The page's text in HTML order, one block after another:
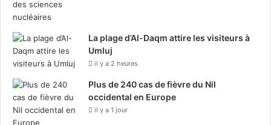
a
u
e
s
La plage d’Al-Daqm attire les visiteurs à
Umluj
il y a 2 heures
Plus de 240 cas de fièvre du Nil
occidental en Europe
il y a 1 jour